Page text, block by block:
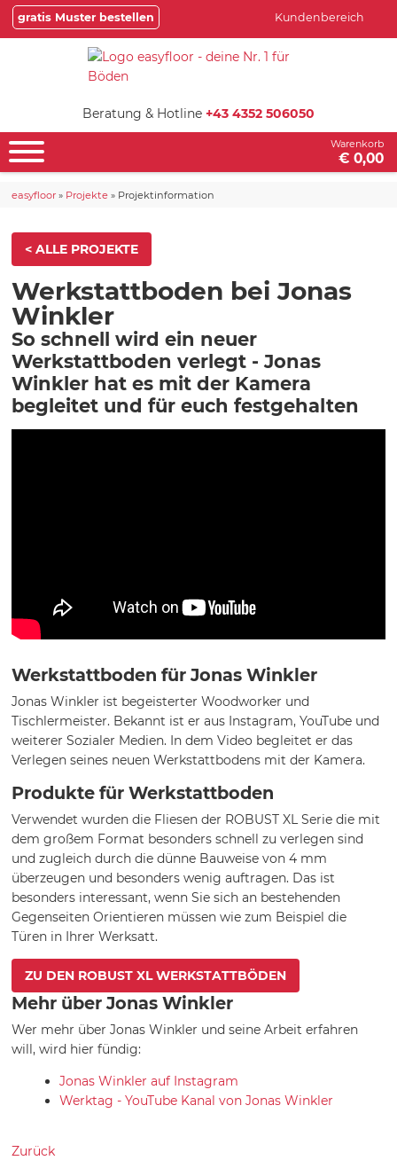
gratis Muster bestellen Kundenbereich
Beratung & Hotline +43 4352 506050
Warenkorb
€ 0,00
easyfloor » Projekte » Projektinformation
< ALLE PROJEKTE
Werkstattboden bei Jonas
Winkler
So schnell wird ein neuer
Werkstattboden verlegt - Jonas
Winkler hat es mit der Kamera
begleitet und für euch festgehalten
Werkstattboden für Jonas Winkler
Jonas Winkler ist begeisterter Woodworker und
Tischlermeister. Bekannt ist er aus Instagram, YouTube und
weiterer Sozialer Medien. In dem Video begleitet er das
Verlegen seines neuen Werkstattbodens mit der Kamera.
Produkte für Werkstattboden
Verwendet wurden die Fliesen der ROBUST XL Serie die mit
dem großem Format besonders schnell zu verlegen sind
und zugleich durch die dünne Bauweise von 4 mm
überzeugen und besonders wenig auftragen. Das ist
besonders interessant, wenn Sie sich an bestehenden
Gegenseiten Orientieren müssen wie zum Beispiel die
Türen in Ihrer Werksatt.
ZU DEN ROBUST XL WERKSTATTBÖDEN
Mehr über Jonas Winkler
Wer mehr über Jonas Winkler und seine Arbeit erfahren
will, wird hier fündig:
Jonas Winkler auf Instagram
Werktag - YouTube Kanal von Jonas Winkler
Zurück